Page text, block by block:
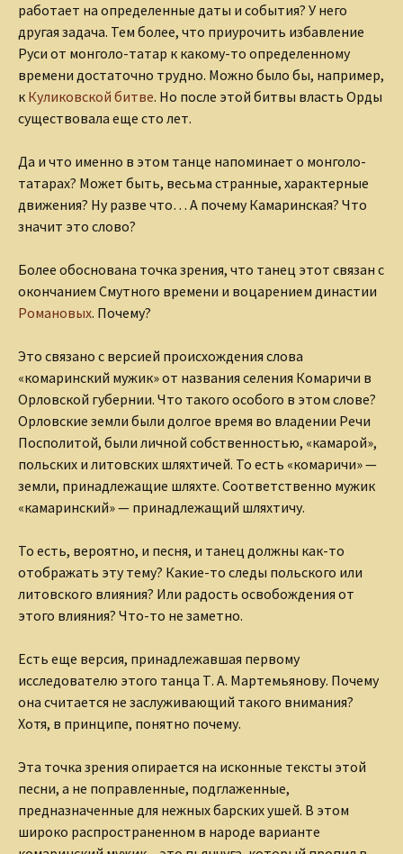
работает на определенные даты и события? У него
другая задача. Тем более, что приурочить избавление
Руси от монголо-татар к какому-то определенному
времени достаточно трудно. Можно было бы, например,
к Куликовской битве. Но после этой битвы власть Орды
существовала еще сто лет.
Да и что именно в этом танце напоминает о монголо-
татарах? Может быть, весьма странные, характерные
движения? Ну разве что… А почему Камаринская? Что
значит это слово?
Более обоснована точка зрения, что танец этот связан с
окончанием Смутного времени и воцарением династии
Романовых. Почему?
Это связано с версией происхождения слова
«комаринский мужик» от названия селения Комаричи в
Орловской губернии. Что такого особого в этом слове?
Орловские земли были долгое время во владении Речи
Посполитой, были личной собственностью, «камарой»,
польских и литовских шляхтичей. То есть «комаричи» —
земли, принадлежащие шляхте. Соответственно мужик
«камаринский» — принадлежащий шляхтичу.
То есть, вероятно, и песня, и танец должны как-то
отображать эту тему? Какие-то следы польского или
литовского влияния? Или радость освобождения от
этого влияния? Что-то не заметно.
Есть еще версия, принадлежавшая первому
исследователю этого танца Т. А. Мартемьянову. Почему
она считается не заслуживающий такого внимания?
Хотя, в принципе, понятно почему.
Эта точка зрения опирается на исконные тексты этой
песни, а не поправленные, подглаженные,
предназначенные для нежных барских ушей. В этом
широко распространенном в народе варианте